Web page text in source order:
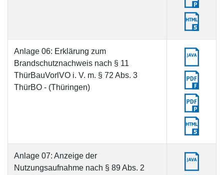
Anlage 06: Erklärung zum
Brandschutznachweis nach § 11
ThürBauVorlVO i. V. m. § 72 Abs. 3
ThürBO - (Thüringen)
Anlage 07: Anzeige der
Nutzungsaufnahme nach § 89 Abs. 2